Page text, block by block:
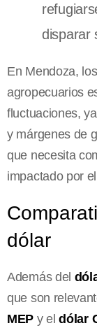
disparar
En Mendoza,
agropecuarios
fluctuaciones,
y márgenes de
que necesita
impactado por
dólar
Además del
que son
MEP y eldólar